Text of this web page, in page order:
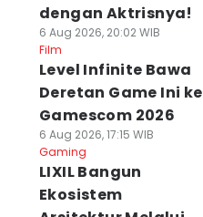
dengan Aktrisnya!
6 Aug 2026, 20:02 WIB
Film
Level Infinite Bawa
Deretan Game Ini ke
Gamescom 2026
6 Aug 2026, 17:15 WIB
Gaming
LIXIL Bangun
Ekosistem